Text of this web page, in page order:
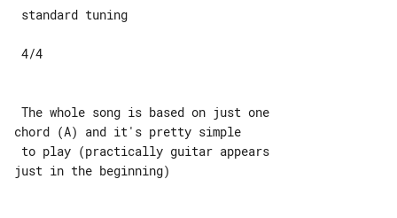
chord (A) and it's pretty simple
just in the beginning)